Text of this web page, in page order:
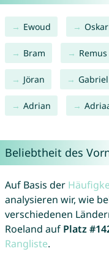
Ewoud Oskar
Bram Remus
Jöran Gabriel
Adrian
Beliebtheit des
Auf Basis der
analysieren wir, wie
verschiedenen
Roeland auf Platz
Rangliste.